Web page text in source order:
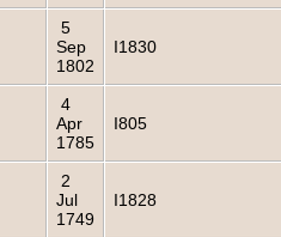
5
Sep
1802
I1830
4
Apr
1785
I805
2
Jul
1749
I1828